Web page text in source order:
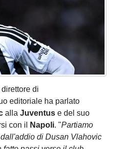
direttore di
editoriale ha parlato
alla Juventus e del suo
con il
Napoli. "Partiamo
di Dusan Vlahovic